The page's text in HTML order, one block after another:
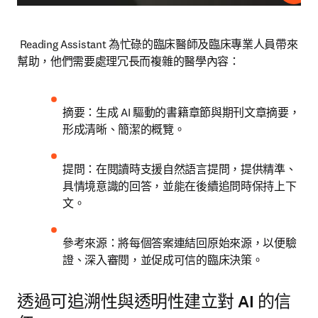
幫助，他們需要處理冗長而複雜的醫學內容：
摘要：生成 AI 驅動的書籍章節與期刊文章摘要，
形成清晰、簡潔的概覽。
提問：在閱讀時支援自然語言提問，提供精準、
具情境意識的回答，並能在後續追問時保持上下
文。
參考來源：將每個答案連結回原始來源，以便驗
證、深入審閱，並促成可信的臨床決策。
透過可追溯性與透明性建立對 AI 的信